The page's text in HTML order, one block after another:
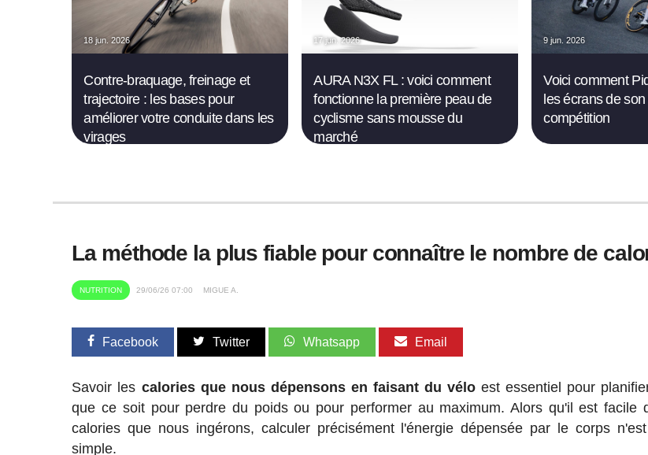
18 jun. 2026
Contre-braquage, freinage et
trajectoire : les bases pour
améliorer votre conduite dans les
virages
17 jun. 2026
AURA N3X FL : voici comment
fonctionne la première peau de
cyclisme sans mousse du
marché
9 jun. 2026
Voici comment
les écrans de
compétition
La méthode la plus fiable pour connaître le nombre de
NUTRITION 29/06/26 07:00 MIGUE A.
Facebook Twitter Whatsapp Email
Savoir les calories que nous dépensons en faisant du véloest essentiel pour
que ce soit pour perdre du poids ou pour performer au maximum. Alors qu'il est facile
calories que nous ingérons, calculer précisément l'énergie dépensée par le corps
simple.